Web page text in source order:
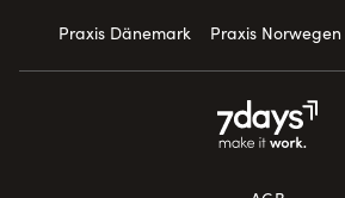
Praxis Dänemark
Praxis Norwegen